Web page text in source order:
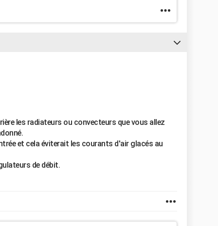
les radiateurs ou convecteurs que vous allez
et cela éviterait les courants d'air glacés au
de débit.